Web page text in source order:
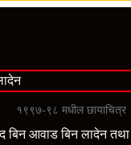
१९९७-९८ मधील छायाचित्र
बिन आवाड बिन लादेन